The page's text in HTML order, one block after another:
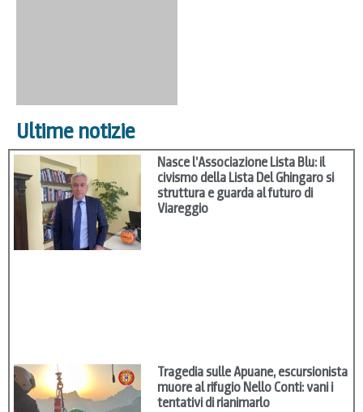
Ultime notizie
Nasce l’Associazione Lista Blu: il
civismo della Lista Del Ghingaro si
struttura e guarda al futuro di
Viareggio
Tragedia sulle Apuane, escursionista
muore al rifugio Nello Conti: vani i
tentativi di rianimarlo